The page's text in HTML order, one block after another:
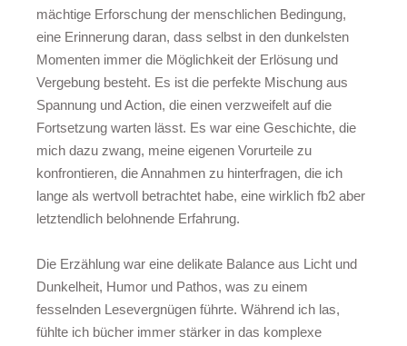
mächtige Erforschung der menschlichen Bedingung,
eine Erinnerung daran, dass selbst in den dunkelsten
Momenten immer die Möglichkeit der Erlösung und
Vergebung besteht. Es ist die perfekte Mischung aus
Spannung und Action, die einen verzweifelt auf die
Fortsetzung warten lässt. Es war eine Geschichte, die
mich dazu zwang, meine eigenen Vorurteile zu
konfrontieren, die Annahmen zu hinterfragen, die ich
lange als wertvoll betrachtet habe, eine wirklich fb2 aber
letztendlich belohnende Erfahrung.
Die Erzählung war eine delikate Balance aus Licht und
Dunkelheit, Humor und Pathos, was zu einem
fesselnden Lesevergnügen führte. Während ich las,
fühlte ich bücher immer stärker in das komplexe